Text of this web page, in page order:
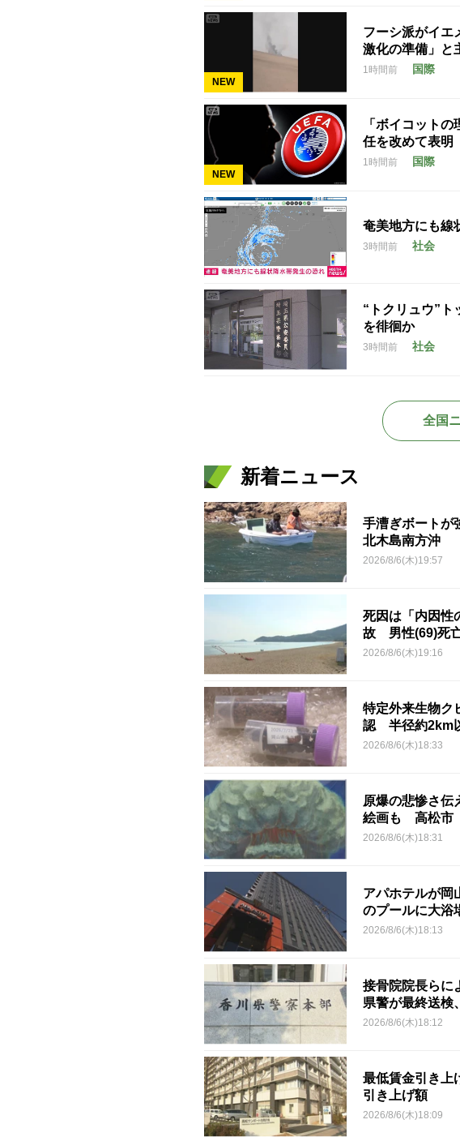
NEW
フーシ派がイ
激化の準備」と
1時間前 国際
NEW
「ボイコット
任を改めて表明
1時間前 国際
奄美地方にも
3時間前 社会
“トクリュウ”
を徘徊か
3時間前 社会
全国
新着ニュース
手漕ぎボート
北木島南方沖
2026/8/6(木)19:57
死因は「内因性
故 男性(69)死
2026/8/6(木)19:16
特定外来生物ク
認 半径約2km
2026/8/6(木)18:33
原爆の悲惨さ
絵画も 高松市
2026/8/6(木)18:31
アパホテルが
のプールに大
2026/8/6(木)18:13
接骨院院長ら
県警が最終送検
2026/8/6(木)18:12
最低賃金引き
引き上げ額
2026/8/6(木)18:09